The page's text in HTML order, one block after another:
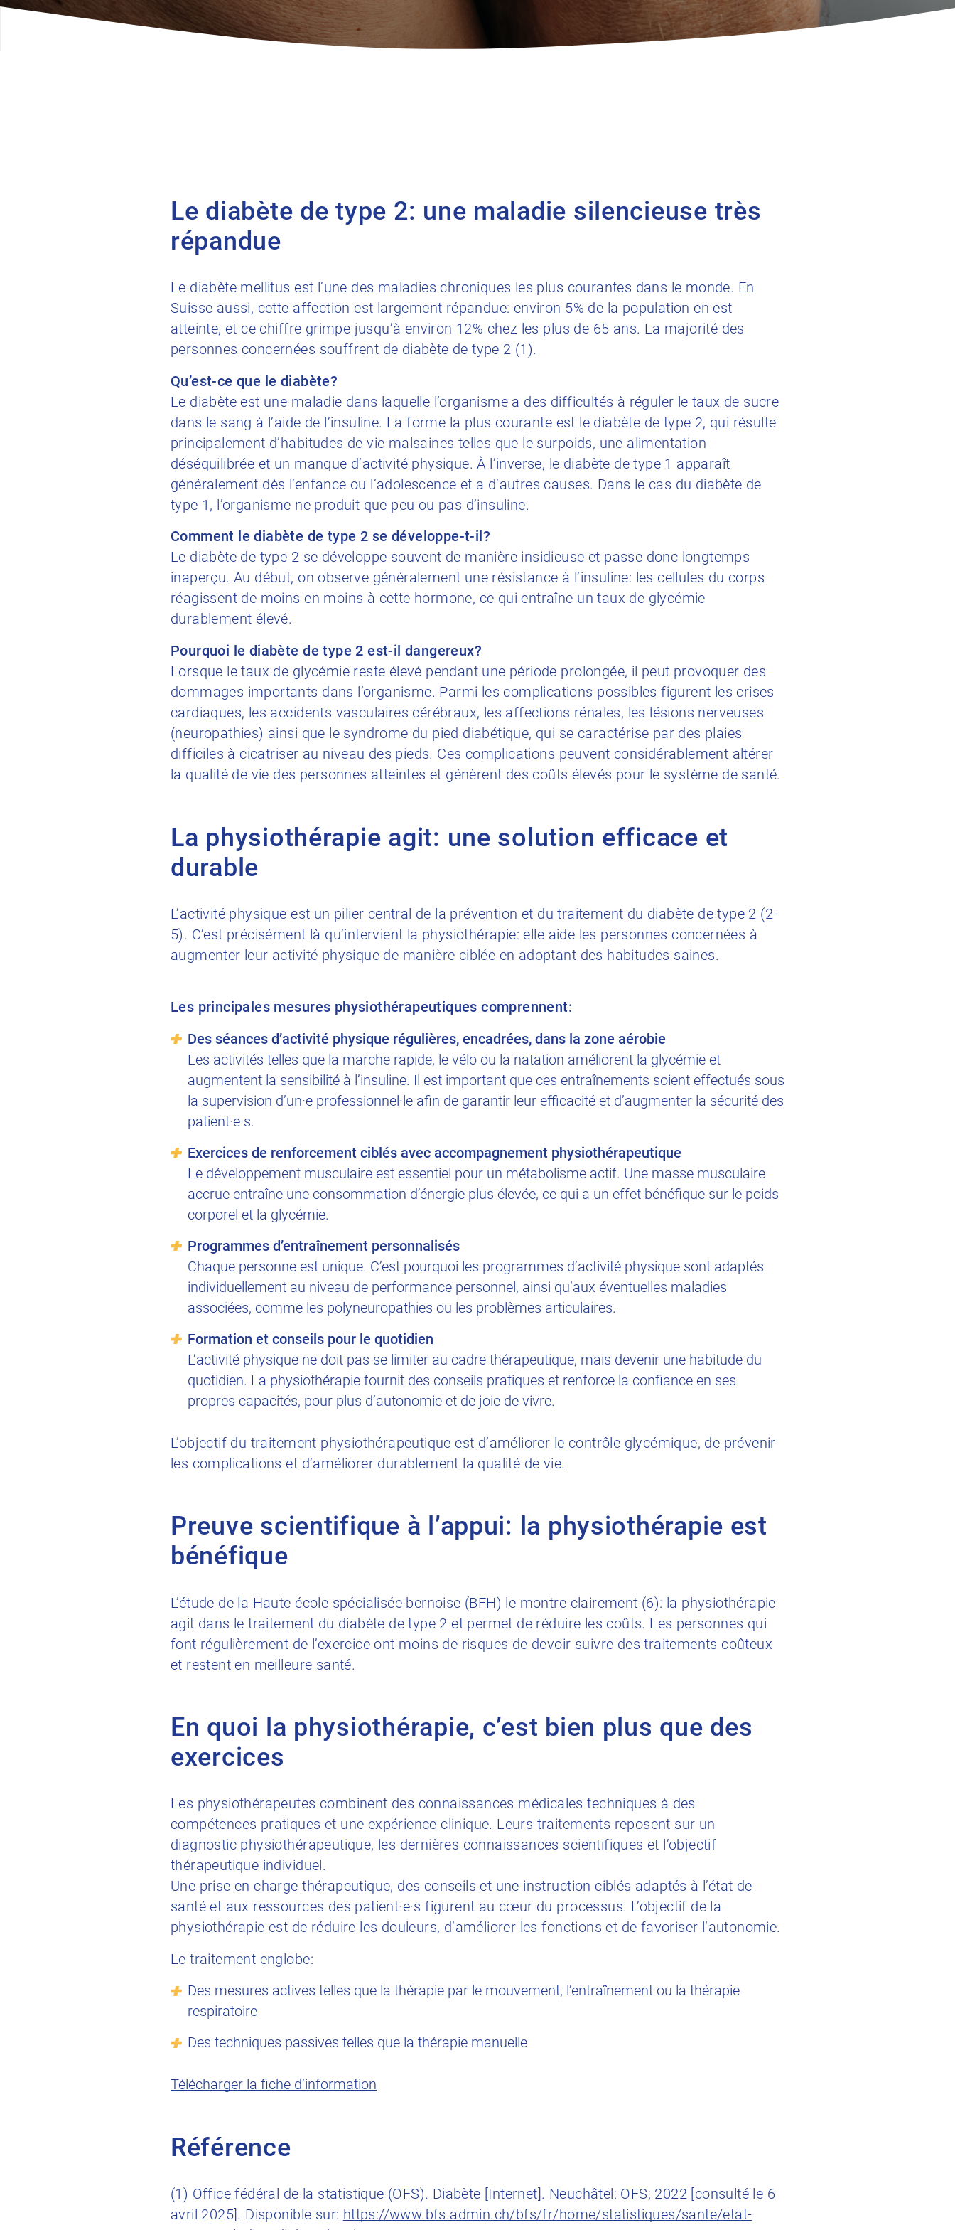
Le diabète de type 2: une maladie silencieuse très
répandue
Le diabète mellitus est l’une des maladies chroniques les plus courantes dans le monde. En
Suisse aussi, cette affection est largement répandue: environ 5% de la population en est
atteinte, et ce chiffre grimpe jusqu’à environ 12% chez les plus de 65 ans. La majorité des
personnes concernées souffrent de diabète de type 2 (1).
Qu’est-ce que le diabète?
Le diabète est une maladie dans laquelle l’organisme a des difficultés à réguler le taux de sucre
dans le sang à l’aide de l’insuline. La forme la plus courante est le diabète de type 2, qui résulte
principalement d’habitudes de vie malsaines telles que le surpoids, une alimentation
déséquilibrée et un manque d’activité physique. À l’inverse, le diabète de type 1 apparaît
généralement dès l’enfance ou l’adolescence et a d’autres causes. Dans le cas du diabète de
type 1, l’organisme ne produit que peu ou pas d’insuline.
Comment le diabète de type 2 se développe-t-il?
Le diabète de type 2 se développe souvent de manière insidieuse et passe donc longtemps
inaperçu. Au début, on observe généralement une résistance à l’insuline: les cellules du corps
réagissent de moins en moins à cette hormone, ce qui entraîne un taux de glycémie
durablement élevé.
Pourquoi le diabète de type 2 est-il dangereux?
Lorsque le taux de glycémie reste élevé pendant une période prolongée, il peut provoquer des
dommages importants dans l’organisme. Parmi les complications possibles figurent les crises
cardiaques, les accidents vasculaires cérébraux, les affections rénales, les lésions nerveuses
(neuropathies) ainsi que le syndrome du pied diabétique, qui se caractérise par des plaies
difficiles à cicatriser au niveau des pieds. Ces complications peuvent considérablement altérer
la qualité de vie des personnes atteintes et génèrent des coûts élevés pour le système de santé.
La physiothérapie agit: une solution efficace et
durable
L’activité physique est un pilier central de la prévention et du traitement du diabète de type 2 (2-
5). C’est précisément là qu’intervient la physiothérapie: elle aide les personnes concernées à
augmenter leur activité physique de manière ciblée en adoptant des habitudes saines.
Les principales mesures physiothérapeutiques comprennent:
Des séances d’activité physique régulières, encadrées, dans la zone aérobie
Les activités telles que la marche rapide, le vélo ou la natation améliorent la glycémie et
augmentent la sensibilité à l’insuline. Il est important que ces entraînements soient effectués sous
la supervision d’un·e professionnel·le afin de garantir leur efficacité et d’augmenter la sécurité des
patient·e·s.
Exercices de renforcement ciblés avec accompagnement physiothérapeutique
Le développement musculaire est essentiel pour un métabolisme actif. Une masse musculaire
accrue entraîne une consommation d’énergie plus élevée, ce qui a un effet bénéfique sur le poids
corporel et la glycémie.
Programmes d’entraînement personnalisés
Chaque personne est unique. C’est pourquoi les programmes d’activité physique sont adaptés
individuellement au niveau de performance personnel, ainsi qu’aux éventuelles maladies
associées, comme les polyneuropathies ou les problèmes articulaires.
Formation et conseils pour le quotidien
L’activité physique ne doit pas se limiter au cadre thérapeutique, mais devenir une habitude du
quotidien. La physiothérapie fournit des conseils pratiques et renforce la confiance en ses
propres capacités, pour plus d’autonomie et de joie de vivre.
L’objectif du traitement physiothérapeutique est d’améliorer le contrôle glycémique, de prévenir
les complications et d’améliorer durablement la qualité de vie.
Preuve scientifique à l’appui: la physiothérapie est
bénéfique
L’étude de la Haute école spécialisée bernoise (BFH) le montre clairement (6): la physiothérapie
agit dans le traitement du diabète de type 2 et permet de réduire les coûts. Les personnes qui
font régulièrement de l’exercice ont moins de risques de devoir suivre des traitements coûteux
et restent en meilleure santé.
En quoi la physiothérapie, c’est bien plus que des
exercices
Les physiothérapeutes combinent des connaissances médicales techniques à des
compétences pratiques et une expérience clinique. Leurs traitements reposent sur un
diagnostic physiothérapeutique, les dernières connaissances scientifiques et l’objectif
thérapeutique individuel.
Une prise en charge thérapeutique, des conseils et une instruction ciblés adaptés à l’état de
santé et aux ressources des patient·e·s figurent au cœur du processus. L’objectif de la
physiothérapie est de réduire les douleurs, d’améliorer les fonctions et de favoriser l’autonomie.
Le traitement englobe:
Des mesures actives telles que la thérapie par le mouvement, l’entraînement ou la thérapie
respiratoire
Des techniques passives telles que la thérapie manuelle
Télécharger la fiche d’information
Référence
(1) Office fédéral de la statistique (OFS). Diabète [Internet]. Neuchâtel: OFS; 2022 [consulté le 6
avril 2025]. Disponible sur: https://www.bfs.admin.ch/bfs/fr/home/statistiques/sante/etat-